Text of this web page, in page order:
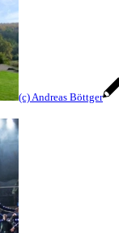
(c) Andreas Böttger